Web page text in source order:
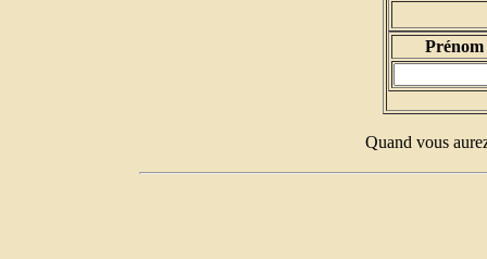
Prénom
Quand vous